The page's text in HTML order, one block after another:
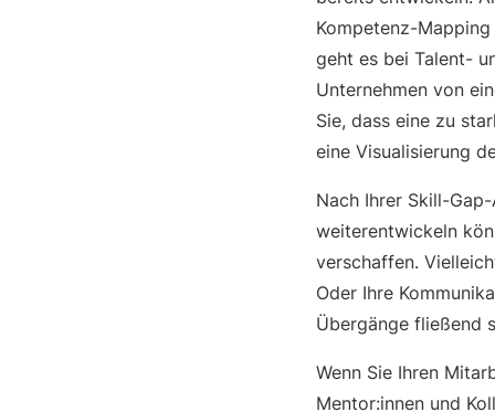
Kompetenz-
geht es bei Talent-
Unternehmen von
Sie, dass eine zu
eine Visualisierung
Nach Ihrer Skill-
weiterentwickeln
verschaffen.
Oder Ihre
Übergänge fließend
Wenn Sie Ihren
Mentor:innen und